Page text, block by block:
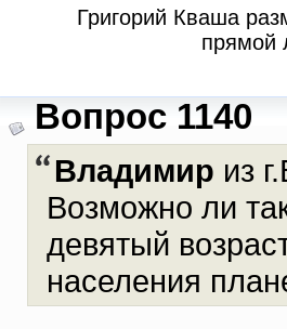
Григорий Кваша
прямой
Вопрос 1140
Владимир из
Возможно ли
девятый
населения